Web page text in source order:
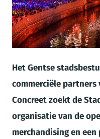
JPG
Het Gentse
commerciële partners
Concreet zoekt de
organisatie van de
merchandising en een